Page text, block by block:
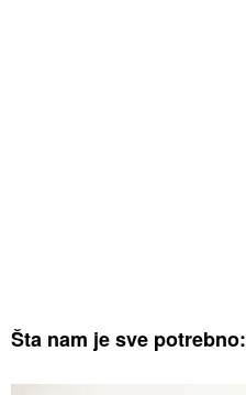
Šta nam je sve potrebno: